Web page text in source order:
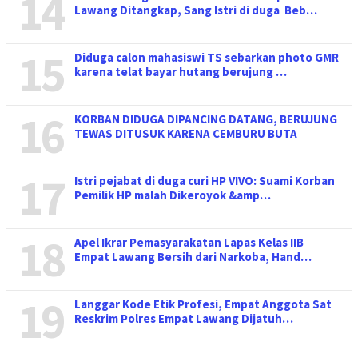
14
Lawang Ditangkap, Sang Istri di duga Beb…
15
Diduga calon mahasiswi TS sebarkan photo GMR
karena telat bayar hutang berujung …
16
KORBAN DIDUGA DIPANCING DATANG, BERUJUNG
TEWAS DITUSUK KARENA CEMBURU BUTA
17
Istri pejabat di duga curi HP VIVO: Suami Korban
Pemilik HP malah Dikeroyok &amp…
18
Apel Ikrar Pemasyarakatan Lapas Kelas IIB
Empat Lawang Bersih dari Narkoba, Hand…
19
Langgar Kode Etik Profesi, Empat Anggota Sat
Reskrim Polres Empat Lawang Dijatuh…